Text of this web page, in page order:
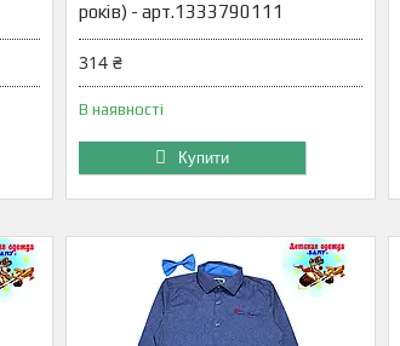
років) - арт.1333790111
314 ₴
В наявності
Купити